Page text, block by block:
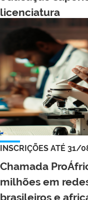
licenciatura
INSCRIÇÕES ATÉ 31/
Chamada
milhões em
brasileiros e